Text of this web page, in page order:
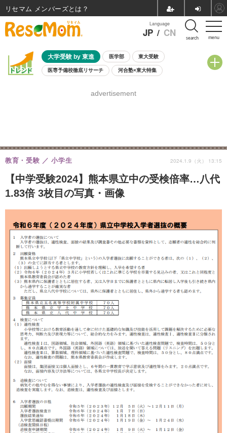
menu
Language
JP / CN search
大学受験 by 東進 医学部 東大受験
医専予備校徹底リサーチ 河合塾×東大特集
8月開催学校説明会・相談会
advertisement
【中学受験2024】熊本県立中の受検倍率…八代
1.83倍 3枚目の写真・画像
教育・受験 小学生 2024.1.9（火） 13:15
リセマム メンバーズ